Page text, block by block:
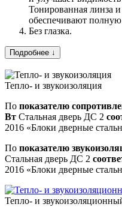
Тонированная линза
обеспечивают полную
Без глазка.
Подробнее ↓
Тепло- и звукоизоляция
По показателю
Вт Стальная дверь ДС 2
2016 «Блоки дверные
По показателю
Стальная дверь ДС 2
2016 «Блоки дверные
Тепло- и